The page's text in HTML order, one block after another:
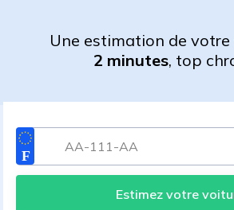
Une estimation de
2 minutes, top
Estimez votre